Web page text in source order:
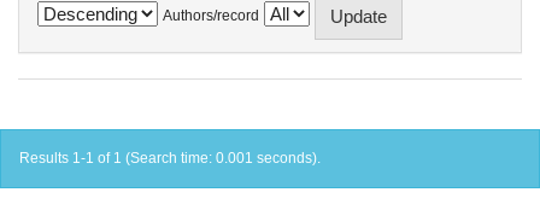
Authors/record
Results 1-1 of 1 (Search time: 0.001 seconds).